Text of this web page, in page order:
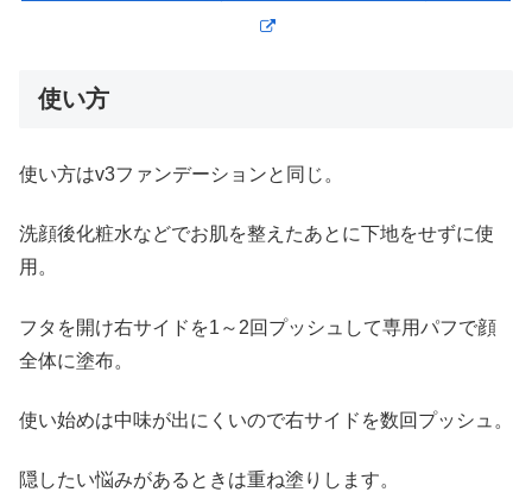
使い方
使い方はv3ファンデーションと同じ。
洗顔後化粧水などでお肌を整えたあとに下地をせずに使
用。
フタを開け右サイドを1～2回プッシュして専用パフで顔
全体に塗布。
使い始めは中味が出にくいので右サイドを数回プッシュ。
隠したい悩みがあるときは重ね塗りします。